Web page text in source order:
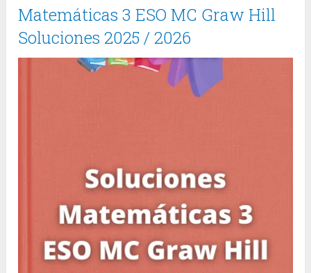
Matemáticas 3 ESO MC Graw Hill
Soluciones 2025 / 2026